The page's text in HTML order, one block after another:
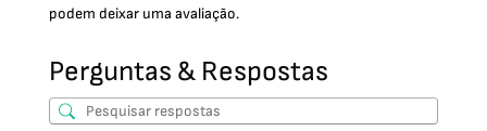
podem deixar uma avaliação.
Perguntas & Respostas